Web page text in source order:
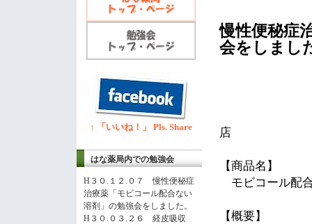
↑ 「いいね！」 Pls. Share
はな薬局内での勉強会
H３０.１２.０７ 慢性便秘症
治療薬「モビコール配合ない
溶剤」の勉強会をしました。
H３０.０３.２６ 経皮吸収
慢性便秘症
会をしまし
店
【商品名】
モビコール配
【概要】